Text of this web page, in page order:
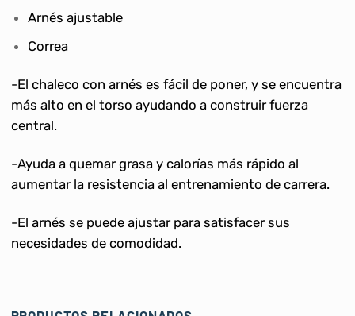
Arnés ajustable
Correa
-El chaleco con arnés es fácil de poner, y se encuentra
más alto en el torso ayudando a construir fuerza
central.
-Ayuda a quemar grasa y calorías más rápido al
aumentar la resistencia al entrenamiento de carrera.
-El arnés se puede ajustar para satisfacer sus
necesidades de comodidad.